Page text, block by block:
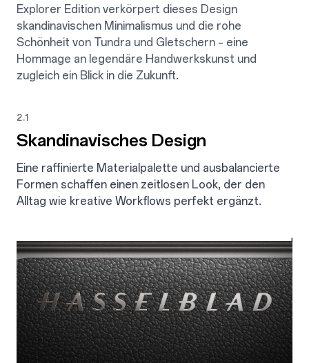
Explorer Edition verkörpert dieses Design
skandinavischen Minimalismus und die rohe
Schönheit von Tundra und Gletschern – eine
Hommage an legendäre Handwerkskunst und
zugleich ein Blick in die Zukunft.
2.1
Skandinavisches Design
Eine raffinierte Materialpalette und ausbalancierte
Formen schaffen einen zeitlosen Look, der den
Alltag wie kreative Workflows perfekt ergänzt.